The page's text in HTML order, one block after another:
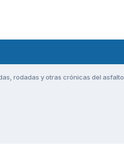
rodadas y otras crónicas del asfalto